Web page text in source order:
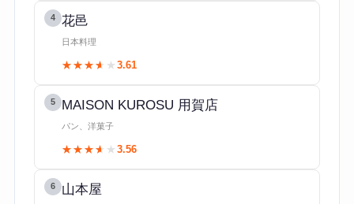
4 花邑
日本料理
★★★★★
★★★★★ 3.61
5 MAISON KUROSU 用賀店
パン、洋菓子
★★★★★
★★★★★ 3.56
6 山本屋